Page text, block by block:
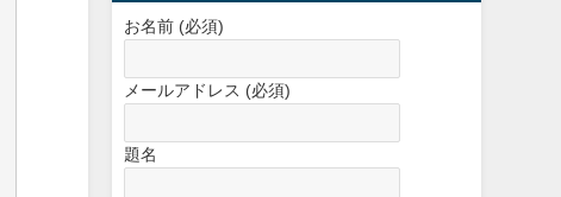
お名前 (必須)
メールアドレス (必須)
題名